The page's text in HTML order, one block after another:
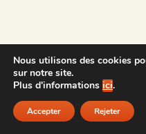
Accueil |
Admin
Nous utilisons des cookies
sur notre site.
Plus d'informations ici.
Accepter Rejeter